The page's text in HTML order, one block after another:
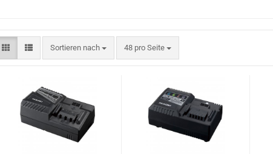
Sortieren nach
Sortieren nach 48 pro Seite
pro Seite